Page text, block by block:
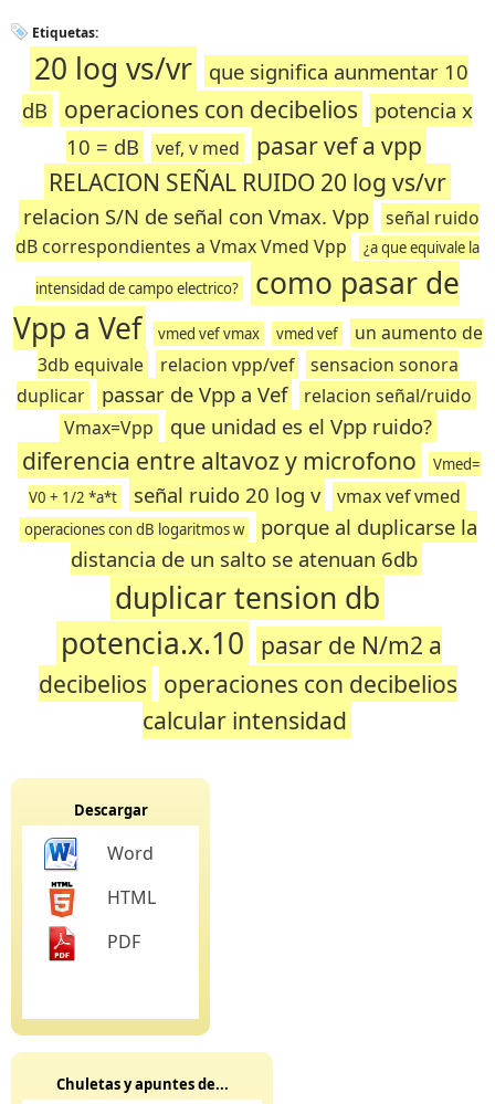
Etiquetas:
20 log vs/vr
que significa aunmentar 10
dB
operaciones con decibelios
potencia x
10 = dB
vef, v med
pasar vef a vpp
RELACION SEÑAL RUIDO 20 log vs/vr
relacion S/N de señal con Vmax. Vpp
señal ruido
dB correspondientes a Vmax Vmed Vpp
¿a que equivale la
intensidad de campo electrico?
como pasar de
Vpp a Vef
vmed vef vmax vmed vef
un aumento de
3db equivale
relacion vpp/vef
sensacion sonora
duplicar
passar de Vpp a Vef
relacion señal/ruido
Vmax=Vpp
que unidad es el Vpp ruido?
diferencia entre altavoz y microfono
Vmed=
V0 + 1/2 *a*t
señal ruido 20 log v vmax vef vmed
operaciones con dB logaritmos w
porque al duplicarse la
distancia de un salto se atenuan 6db
duplicar tension db
potencia.x.10 pasar de N/m2 a
decibelios operaciones con decibelios
calcular intensidad
Descargar
Word
HTML
PDF
Chuletas y apuntes de...